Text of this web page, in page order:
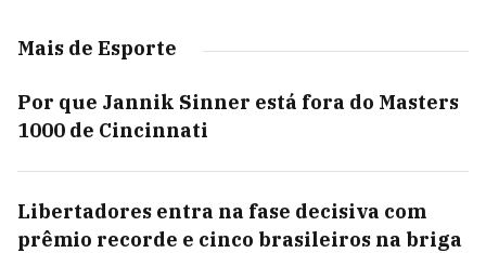
Mais de Esporte
Por que Jannik Sinner está fora do Masters
1000 de Cincinnati
Libertadores entra na fase decisiva com
prêmio recorde e cinco brasileiros na briga